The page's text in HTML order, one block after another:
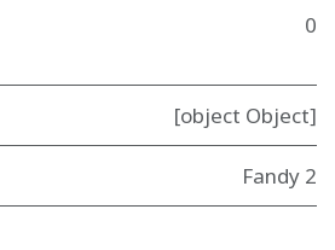
0
[object Object]
Fandy 2